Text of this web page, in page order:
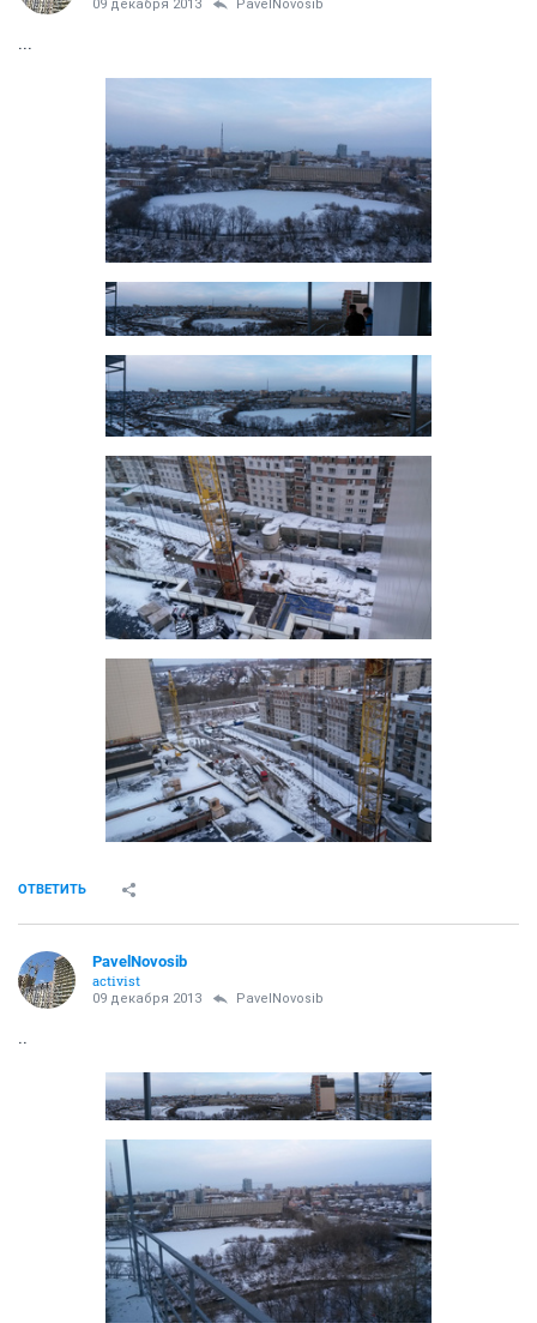
09 декабря 2013 PavelNovosib
...
ОТВЕТИТЬ
PavelNovosib
activist
09 декабря 2013 PavelNovosib
..